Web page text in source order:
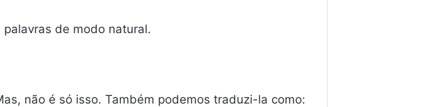
de modo natural.
não é só isso. Também podemos traduzi-la como: